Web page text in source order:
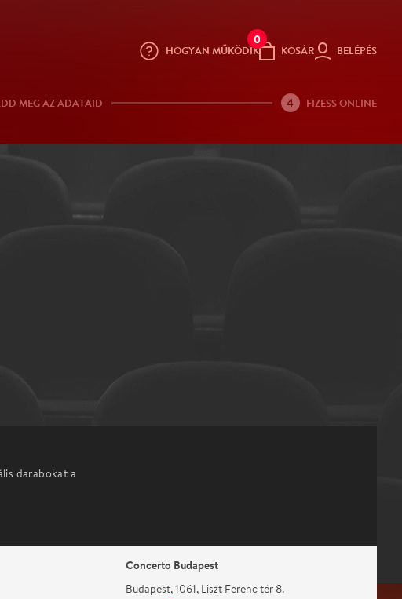
HOGYAN MŰKÖDIK
0
KOSÁR BELÉPÉS
MEG AZ ADATAID 4 FIZESS ONLINE
darabokat a
Concerto Budapest
Budapest, 1061, Liszt Ferenc tér 8.